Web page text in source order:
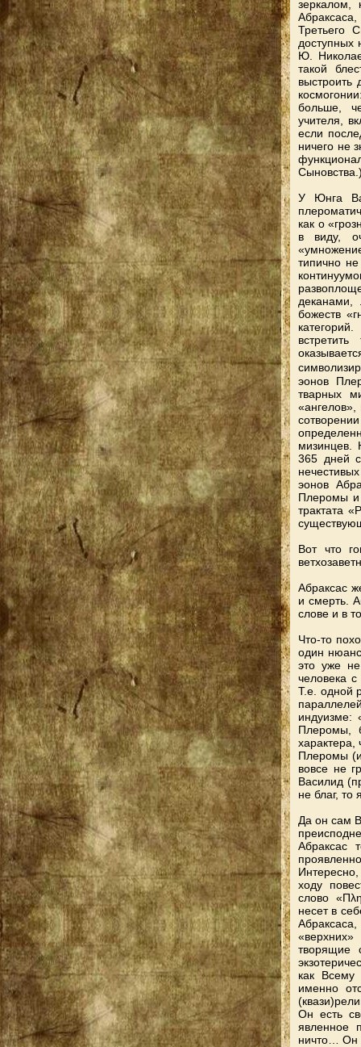
зеркалом,
Третьего
доступных
Ю.
такой
выстроить
больше,
учителя,
если
ничего не
У Юнга
как о
в виду,
типично
божеств
эонов
тварных
мизинцев.
365 дней
эонов
Плеромы и
трактата
Вот что
Абраксас
и смерть.
слове и в
Что-то
один
это уже
человека
Т.е. одной
индуизме:
Плеромы,
характера,
Плеромы (и
вовсе не
Василид
не благ, то
Да он сам
Абраксас
ходу
слово
несет в
творящие
как Всему
именно
Он есть
явленное
ничто… Он